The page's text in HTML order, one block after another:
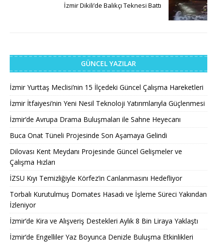
İzmir Dikili’de Balıkçı Teknesi Battı
GÜNCEL YAZILAR
İzmir Yurttaş Meclisi’nin 15 İlçedeki Güncel Çalışma Hareketleri
İzmir İtfaiyesi’nin Yeni Nesil Teknoloji Yatırımlarıyla Güçlenmesi
İzmir’de Avrupa Drama Buluşmaları ile Sahne Heyecanı
Buca Onat Tüneli Projesinde Son Aşamaya Gelindi
Dilovası Kent Meydanı Projesinde Güncel Gelişmeler ve
Çalışma Hızları
İZSU Kıyı Temizliğiyle Körfez’in Canlanmasını Hedefliyor
Torbalı Kurutulmuş Domates Hasadı ve İşleme Süreci Yakından
İzleniyor
İzmir’de Kira ve Alışveriş Destekleri Aylık 8 Bin Liraya Yaklaştı
İzmir’de Engelliler Yaz Boyunca Denizle Buluşma Etkinlikleri